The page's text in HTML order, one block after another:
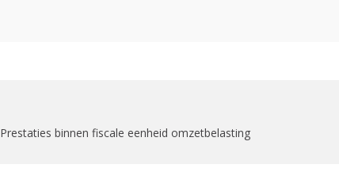
Prestaties binnen fiscale eenheid omzetbelasting